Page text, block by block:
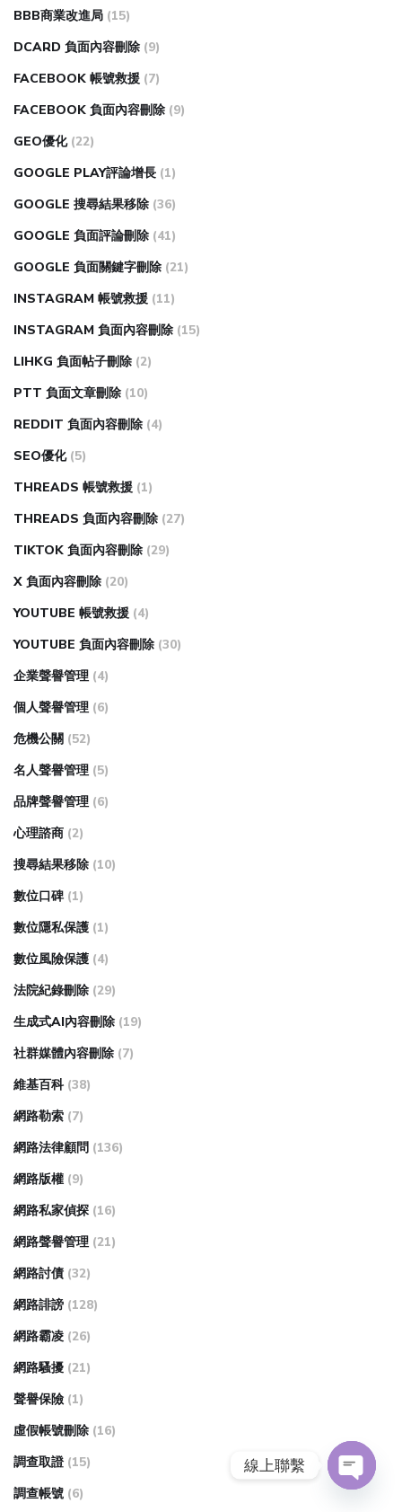
BBB商業改進局 (15)
DCARD 負面內容刪除 (9)
FACEBOOK 帳號救援 (7)
FACEBOOK 負面內容刪除 (9)
GEO優化 (22)
GOOGLE PLAY評論增長 (1)
GOOGLE 搜尋結果移除 (36)
GOOGLE 負面評論刪除 (41)
GOOGLE 負面關鍵字刪除 (21)
INSTAGRAM 帳號救援 (11)
INSTAGRAM 負面內容刪除 (15)
LIHKG 負面帖子刪除 (2)
PTT 負面文章刪除 (10)
REDDIT 負面內容刪除 (4)
SEO優化 (5)
THREADS 帳號救援 (1)
THREADS 負面內容刪除 (27)
TIKTOK 負面內容刪除 (29)
X 負面內容刪除 (20)
YOUTUBE 帳號救援 (4)
YOUTUBE 負面內容刪除 (30)
企業聲譽管理 (4)
個人聲譽管理 (6)
危機公關 (52)
名人聲譽管理 (5)
品牌聲譽管理 (6)
心理諮商 (2)
搜尋結果移除 (10)
數位口碑 (1)
數位隱私保護 (1)
數位風險保護 (4)
法院紀錄刪除 (29)
生成式AI內容刪除 (19)
社群媒體內容刪除 (7)
維基百科 (38)
網路勒索 (7)
網路法律顧問 (136)
網路版權 (9)
網路私家偵探 (16)
網路聲譽管理 (21)
網路討債 (32)
網路誹謗 (128)
網路霸凌 (26)
網路騷擾 (21)
聲譽保險 (1)
虛假帳號刪除 (16)
調查取證 (15)
調查帳號 (6)
線上聯繫